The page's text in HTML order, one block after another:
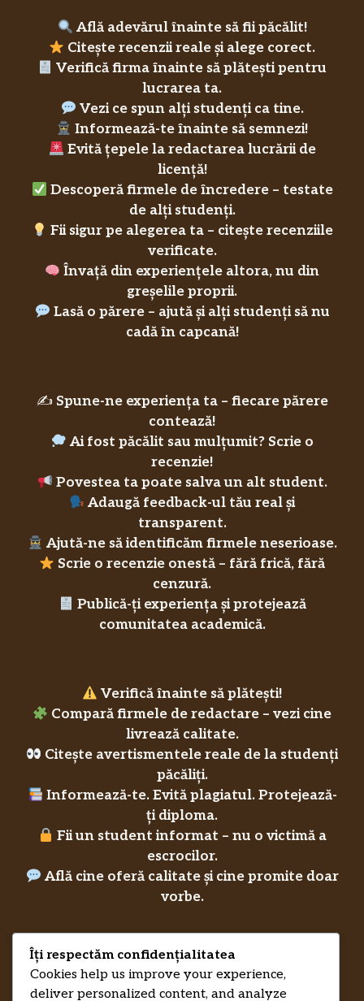
Află adevărul înainte să fii păcălit!
Citește recenzii reale și alege corect.
Verifică firma înainte să plătești pentru
lucrarea ta.
Vezi ce spun alți studenți ca tine.
Informează-te înainte să semnezi!
Evită țepele la redactarea lucrării de
licență!
Descoperă firmele de încredere – testate
de alți studenți.
Fii sigur pe alegerea ta – citește recenziile
verificate.
Învață din experiențele altora, nu din
greșelile proprii.
Lasă o părere – ajută și alți studenți să nu
cadă în capcană!
✍️ Spune-ne experiența ta – fiecare părere
contează!
Ai fost păcălit sau mulțumit? Scrie o
recenzie!
Povestea ta poate salva un alt student.
Adaugă feedback-ul tău real și
transparent.
Ajută-ne să identificăm firmele neserioase.
Scrie o recenzie onestă – fără frică, fără
cenzură.
Publică-ți experiența și protejează
comunitatea academică.
Verifică înainte să plătești!
Compară firmele de redactare – vezi cine
livrează calitate.
Citește avertismentele reale de la studenți
păcăliți.
Informează-te. Evită plagiatul. Protejează-
ți diploma.
Fii un student informat – nu o victimă a
escrocilor.
Află cine oferă calitate și cine promite doar
vorbe.
RecenziiLucrareLicenta.euCreditsPrivacy Policy
Îți respectăm confidențialitatea
Cookies help us improve your experience,
deliver personalized content, and analyze